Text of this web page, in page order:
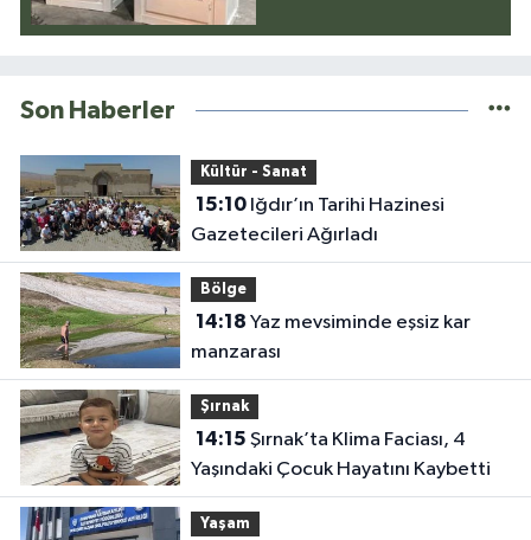
Son Haberler
Kültür - Sanat
15:10Iğdır’ın Tarihi Hazinesi
Gazetecileri Ağırladı
Bölge
14:18
manzarası
Şırnak
14:15
Yaşındaki Çocuk Hayatını Kaybetti
Yaşam